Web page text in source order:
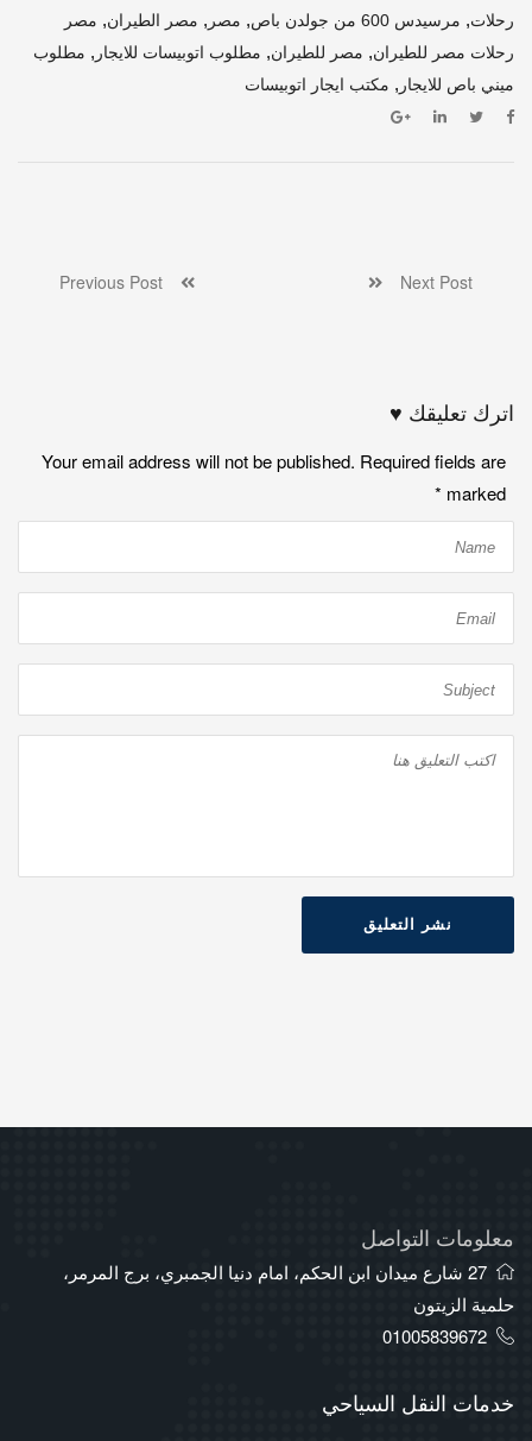
رحلات, مرسيدس 600 من جولدن باص , مصر , مصر الطيران, مصر
رحلات مصر للطيران, مصر للطيران, مطلوب اتوبيسات للايجار , مطلوب
ميني باص للايجار , مكتب ايجار اتوبيسات
Next Post
اترك تعليقك ♥
Your email address will not be published. Required fields are
marked
*
نشر التعليق
معلومات التواصل
27 شارع ميدان ابن الحكم، امام دنيا الجمبري، برج المرمر،
حلمية الزيتون
01005839672
خدمات النقل السياحي